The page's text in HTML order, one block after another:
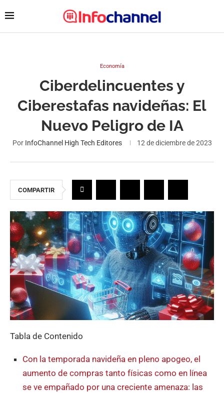
Economía
Ciberdelincuentes y
Ciberestafas navideñas: El
Nuevo Peligro de IA
Por InfoChannel High Tech Editores 12 de diciembre de 2023
COMPARTIR
Tabla de Contenido
Con la temporada navideña en pleno apogeo, el
aumento de compras tanto físicas como en línea
se ve empañado por una creciente amenaza: las